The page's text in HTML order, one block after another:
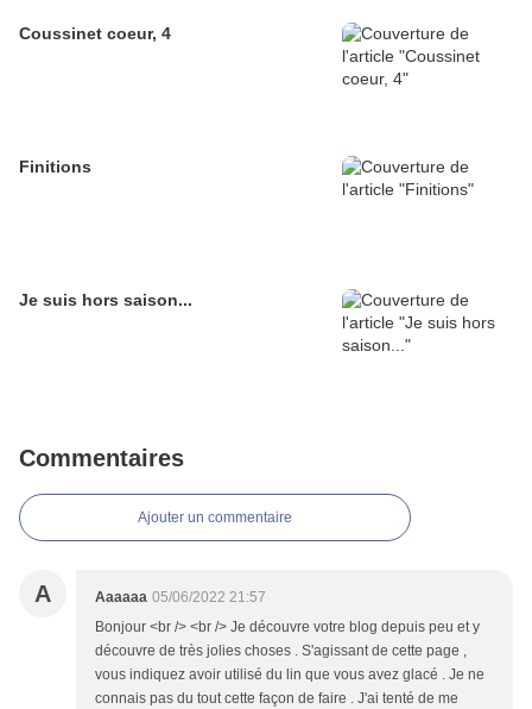
Coussinet coeur, 4
Finitions
Je suis hors saison...
Commentaires
Ajouter un commentaire
A Aaaaaa 05/06/2022 21:57
Bonjour <br /> <br /> Je découvre votre blog depuis peu et y
découvre de très jolies choses . S'agissant de cette page ,
vous indiquez avoir utilisé du lin que vous avez glacé . Je ne
connais pas du tout cette façon de faire . J'ai tenté de me